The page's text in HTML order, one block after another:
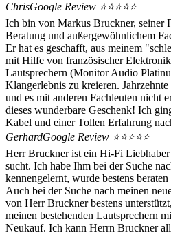
ChrisGoogle Review ⭐️⭐️⭐️⭐️⭐️
Ich bin von Markus Bruckner, seiner
Beratung und außergewöhnlichem
Er hat es geschafft, aus meinem
mit Hilfe von französischer
Lautsprechern (Monitor Audio
Klangerlebnis zu kreieren.
und es mit anderen Fachleuten nicht
dieses wunderbare Geschenk! Ich
Kabel und einer Tollen Erfahrung
GerhardGoogle Review ⭐️⭐️⭐️⭐️⭐️
Herr Bruckner ist ein Hi-Fi
sucht. Ich habe Ihm bei der Suche
kennengelernt, wurde bestens
Auch bei der Suche nach meinen
von Herr Bruckner bestens
meinen bestehenden Lautsprechern
Neukauf. Ich kann Herrn Bruckner